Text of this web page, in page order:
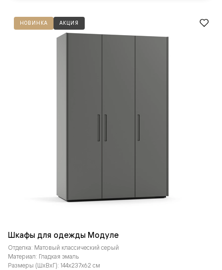
НОВИНКА АКЦИЯ
Шкафы для одежды Модуле
Отделка: Матовый классический серый
Материал: Гладкая эмаль
Размеры (ШxВxГ): 144x237x62 см